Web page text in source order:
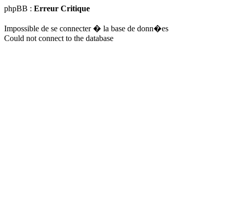
phpBB : Erreur Critique
Impossible de se connecter � la base de donn�es
Could not connect to the database